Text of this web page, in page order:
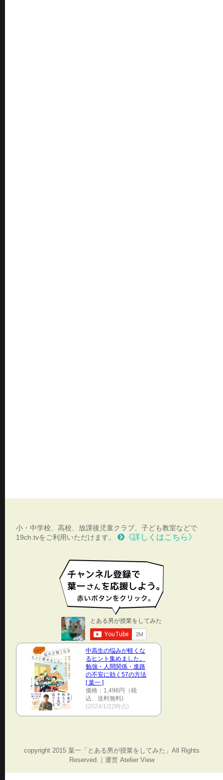
小・中学校、高校、放課後児童クラブ、子ども教室などで
19ch.tvをご利用いただけます。
《詳しくはこちら》
中高生の悩みが軽くな
るヒント集めました。
勉強・人間関係・進路
の不安に効く57の方法
[ 葉一 ]
価格：1,496円（税
込、送料無料)
(2024/1/22時点)
copyright 2015 葉一「とある男が授業をしてみた」All Rights
Reserved.｜運営 Atelier View